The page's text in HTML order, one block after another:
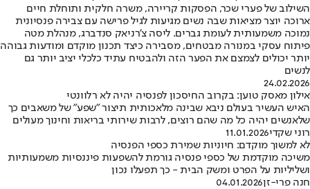
השילוב של פערי שכר, הפסקות קריירה, משרה חלקית ותוחלת חיים
ארוכה יוצר מציאות שבה נשים מגיעות לגיל פרישה עם צבירה פנסיונית
נמוכה משמעותית לעומת גברים. ליסה צ’רניאק סנדברג, מנהלת מטה
פיתוח עסקי במנורה מבטחים, מסבירה כיצד תכנון מוקדם ומודעות גבוהה
יותר יכולים לצמצם את הפער הזה ולהבטיח עתיד כלכלי יציב יותר גם
לנשים
24.02.2026
אילון מאסק טוען: בקרוב החיסכון לפנסיה יהיה לא רלוונטי
האיש העשיר בעולם ניבא שבינה מלאכותית תיצור "שפע" של משאבים כך
שלאנשים יהיה כל מה שהם רוצים, לרבות שירותי בריאות וחינוך מעולים
רוני שקדי11.01.2026
לא למשוך מוקדם: חיוניות שמירת כספי הפנסיה
משיכה מוקדמת של כספי פנסיה גורמת להשפעות פיננסיות משמעותיות
ושליליות על הפרט ומשק הבית - כך תפעלו נכון
חנה פרי-זן04.01.2026